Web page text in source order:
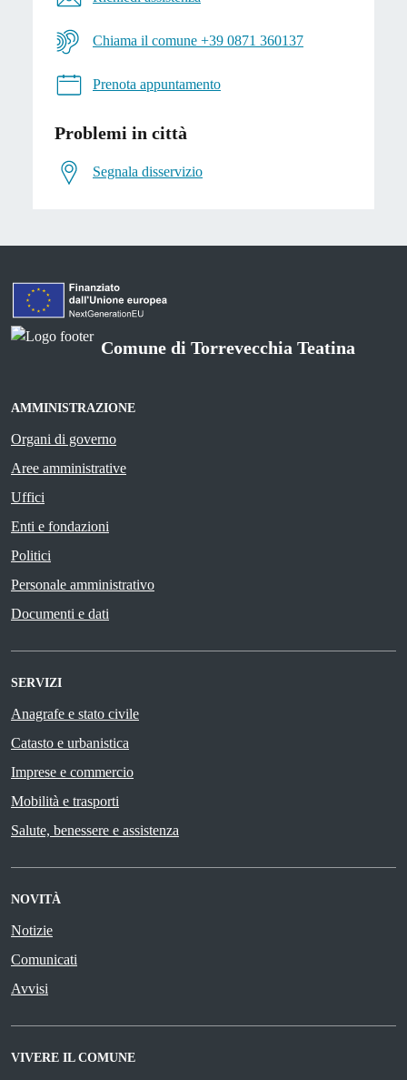
Chiama il comune +39 0871 360137
Prenota appuntamento
Problemi in città
Segnala disservizio
Comune di Torrevecchia Teatina
AMMINISTRAZIONE
Organi di governo
Aree amministrative
Uffici
Enti e fondazioni
Politici
Personale amministrativo
Documenti e dati
SERVIZI
Anagrafe e stato civile
Catasto e urbanistica
Imprese e commercio
Mobilità e trasporti
Salute, benessere e assistenza
NOVITÀ
Notizie
Comunicati
Avvisi
VIVERE IL COMUNE